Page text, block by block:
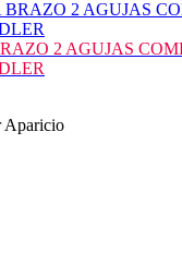
2 AGUJAS